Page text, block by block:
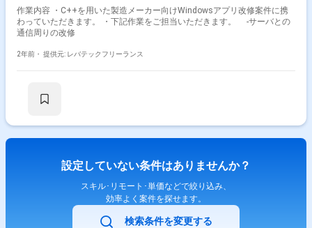
作業内容 ・C++を用いた製造メーカー向けWindowsアプリ改修案件に携
わっていただきます。 ・下記作業をご担当いただきます。 -サーバとの
通信周りの改修
2年前・ 提供元: レバテックフリーランス
設定していない条件はありませんか？
スキル･リモート･単価などで絞り込み、
効率よく案件を探せます。
検索条件を変更する